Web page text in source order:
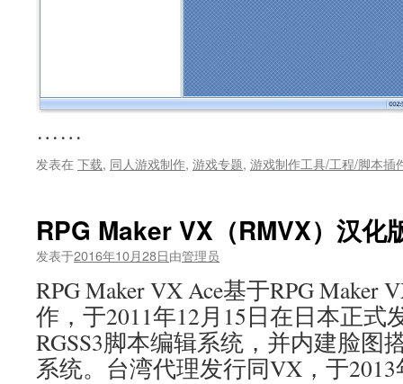
……
发表在 下载, 同人游戏制作, 游戏专题, 游戏制作工具/工程/脚本插
RPG Maker VX（RMVX）汉化
发表于2016年10月28日由管理员
RPG Maker VX Ace基于RPG Maker
作，于2011年12月15日在日本正式
RGSS3脚本编辑系统，并内建脸图
系统。台湾代理发行同VX，于